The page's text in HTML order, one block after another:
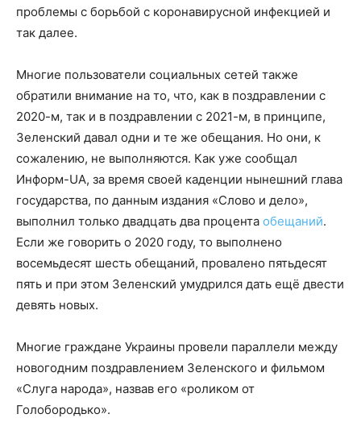
проблемы с борьбой с коронавирусной инфекцией и
так далее.
Многие пользователи социальных сетей также
обратили внимание на то, что, как в поздравлении с
2020-м, так и в поздравлении с 2021-м, в принципе,
Зеленский давал одни и те же обещания. Но они, к
сожалению, не выполняются. Как уже сообщал
Информ-UA, за время своей каденции нынешний глава
государства, по данным издания «Слово и дело»,
выполнил только двадцать два процента обещаний.
Если же говорить о 2020 году, то выполнено
восемьдесят шесть обещаний, провалено пятьдесят
пять и при этом Зеленский умудрился дать ещё двести
девять новых.
Многие граждане Украины провели параллели между
новогодним поздравлением Зеленского и фильмом
«Слуга народа», назвав его «роликом от
Голобородько».